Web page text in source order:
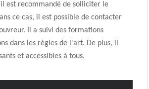
est recommandé de solliciter le
ce cas, il est possible de contacter
Il a suivi des formations
dans les règles de l'art. De plus, il
et accessibles à tous.